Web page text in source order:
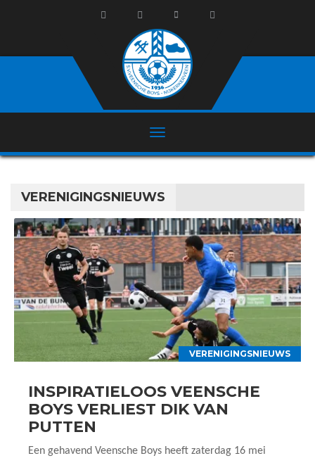
VERENIGINGSNIEUWS
VERENIGINGSNIEUWS
INSPIRATIELOOS VEENSCHE
BOYS VERLIEST DIK VAN
PUTTEN
Een gehavend Veensche Boys heeft zaterdag 16 mei